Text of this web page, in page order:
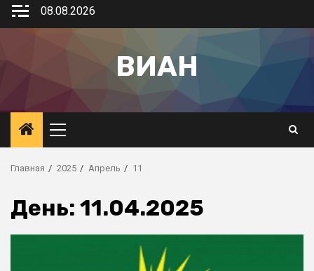
08.08.2026
ВИАН
Главная 2025 Апрель 11
День: 11.04.2025